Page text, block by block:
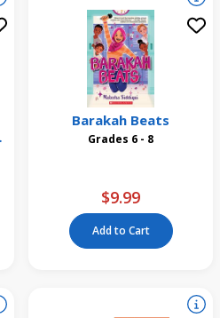
Barakah Beats
Grades 6 - 8
$9.99
Add to Cart